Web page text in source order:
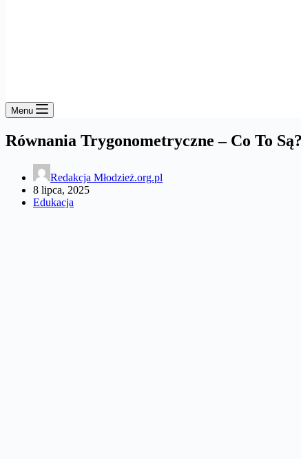
Menu
Równania Trygonometryczne – Co To Są?
Redakcja Młodzież.org.pl
8 lipca, 2025
Edukacja